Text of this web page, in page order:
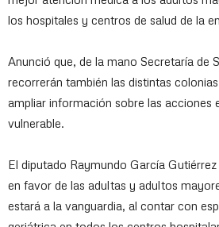
los hospitales y centros de salud de la
Anunció que, de la mano Secretaría de
recorrerán también las distintas
ampliar información sobre las acciones
vulnerable.
El diputado Raymundo García
en favor de las adultas y adultos
estará a la vanguardia, al contar con